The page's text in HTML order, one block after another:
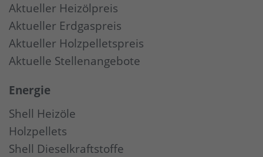
Aktueller Heizölpreis
Aktueller Erdgaspreis
Aktueller Holzpelletspreis
Aktuelle Stellenangebote
Energie
Shell Heizöle
Holzpellets
Shell Dieselkraftstoffe